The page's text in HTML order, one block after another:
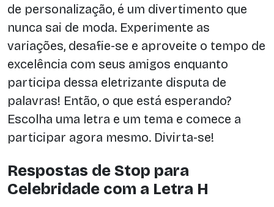
de personalização, é um divertimento que
nunca sai de moda. Experimente as
variações, desafie-se e aproveite o tempo de
excelência com seus amigos enquanto
participa dessa eletrizante disputa de
palavras! Então, o que está esperando?
Escolha uma letra e um tema e comece a
participar agora mesmo. Divirta-se!
Respostas de Stop para
Celebridade com a Letra H